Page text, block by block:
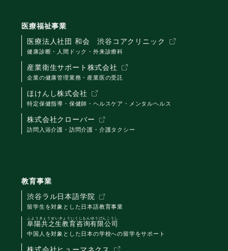
医療福祉事業
医療法人社団 和会 渋谷コアクリニック
健康診断・人間ドック・外来診療科
産業衛生サポート株式会社
企業の健康管理業務・産業医の受託
ほけんし株式会社
特定保健指導・保健師・ヘルスケア・メンタルヘルス
株式会社クローバー
訪問入浴介護・訪問介護・介護タクシー
教育事業
渋谷ラル日本語学院
留学生を対象とした日本語教育事業
阜陽共之生教育咨询有限公司
ふようきょうせいきょういくしもんゆうげんこうし
中国人を対象とした日本の学校への留学をサポート